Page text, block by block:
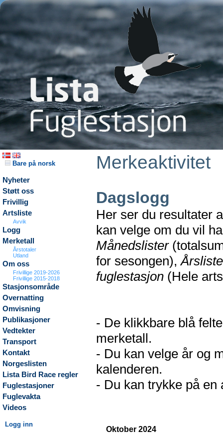
Bare på norsk
Nyheter
Støtt oss
Frivillig
Artsliste
Avvik
Logg
Merketall
Årstotaler
Utland
Om oss
Frivillige 2019-2026
Frivillige 2015-2018
Stasjonsområde
Overnatting
Omvisning
Publikasjoner
Vedtekter
Transport
Kontakt
Norgeslisten
Lista Bird Race regler
Fuglestasjoner
Fuglevakta
Videos
Logg inn
Merkeaktivitet
Dagslogg
Her ser du resultater
kan velge om du vil
Månedslister
for sesongen),
fuglestasjon (Hele
- De klikkbare blå
merketall.
- Du kan velge år og
kalenderen.
- Du kan trykke på en
Oktober 2024